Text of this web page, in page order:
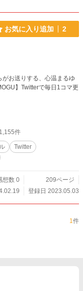
お気に入り追加 2
お送りする、心温まるゆ
】Twitterで毎日1コマ更
件
Twitter
想数 0
209ページ
登録日 2023.05.03
1件